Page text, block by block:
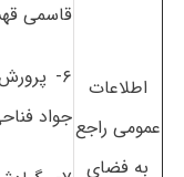
اطلاعات
عمومی راجع
به فضای
قاسمی
۶-
جواد